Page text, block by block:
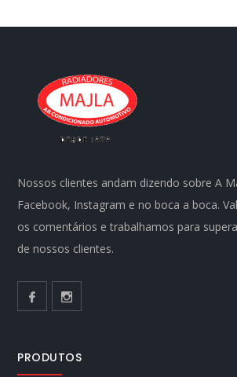
Nossos clientes andam dizendo sobre A
Facebook, Instagram e no boca a boca.
os comentários e trabalhamos para
de nossos clientes.
PRODUTOS